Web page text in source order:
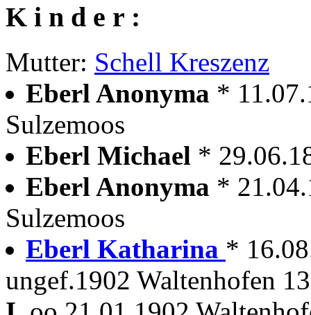
K i n d e r :
Mutter: Schell Kreszenz
Eberl Anonyma *
Sulzemoos
Eberl Michael *
Eberl Anonyma *
Sulzemoos
Eberl Katharina *
ungef.1902 Waltenhofen